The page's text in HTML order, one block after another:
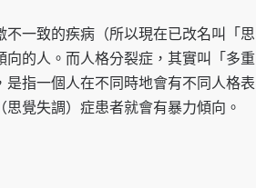
一致的疾病（所以現在已改名叫「思
的人。而人格分裂症，其實叫「多重
指一個人在不同時地會有不同人格表
覺失調）症患者就會有暴力傾向。